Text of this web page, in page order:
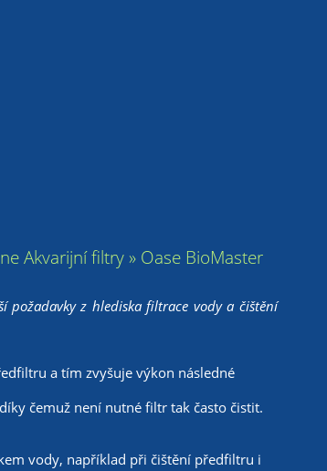
Akvarijní filtry » Oase BioMaster
požadavky z hlediska filtrace vody a čištění
a tím zvyšuje výkon následné
čemuž není nutné filtr tak často čistit.
vody, například při čištění předfiltru i